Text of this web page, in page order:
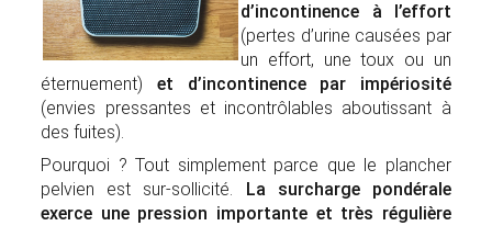
d’incontinence à l’effort
(pertes d’urine causées par
un effort, une toux ou un
éternuement) et d’incontinence par impériosité
(envies pressantes et incontrôlables aboutissant à
des fuites).
Pourquoi ? Tout simplement parce que le plancher
pelvien est sur-sollicité.
La surcharge pondérale
exerce une pression importante et très régulière